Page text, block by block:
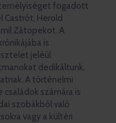
fogadott
Castrót, Herold
Zátopekot. A
is
jeléül
dedikáltunk,
A történelmi
családok számára is
szobákból való
vagy a kültéri